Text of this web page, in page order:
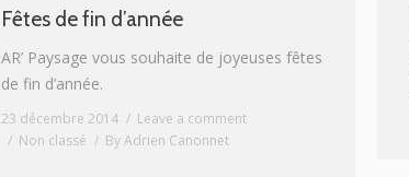
Fêtes de fin d’année
AR’ Paysage vous souhaite de joyeuses fêtes
de fin d’année.
23 décembre 2014
Leave a comment
Non classé
ByAdrien Canonnet